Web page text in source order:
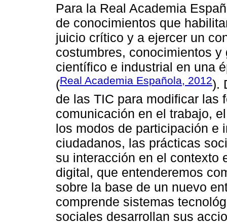
Para la Real Academia
de conocimientos que
juicio crítico y a ejercer un
costumbres, conocimientos
científico e industrial en una
(Real Academia Española, 2012).
de las TIC para modificar las
comunicación en el trabajo,
los modos de participación e
ciudadanos, las prácticas
su interacción en el contexto
digital, que entenderemos
sobre la base de un nuevo
comprende sistemas
sociales desarrollan sus